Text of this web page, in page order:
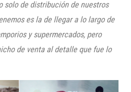
solo de distribución de nuestros
es la de llegar a lo largo de
y supermercados, pero
de venta al detalle que fue lo